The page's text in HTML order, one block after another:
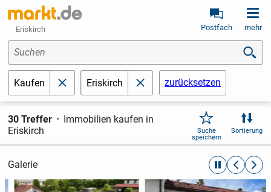
Eriskirch Postfach mehr
Suchen
Kaufen schließenEriskirch schließenzurücksetzen
30 Treffer
Immobilien kaufen in
Eriskirch
Suche
speichern
Sortierung
Galerie automatische